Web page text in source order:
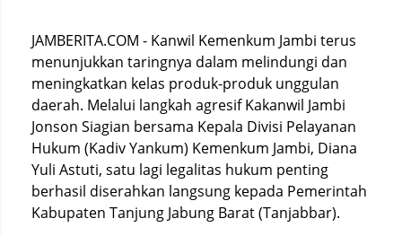
JAMBERITA.COM - Kanwil Kemenkum Jambi terus
menunjukkan taringnya dalam melindungi dan
meningkatkan kelas produk-produk unggulan
daerah. Melalui langkah agresif Kakanwil Jambi
Jonson Siagian bersama Kepala Divisi Pelayanan
Hukum (Kadiv Yankum) Kemenkum Jambi, Diana
Yuli Astuti, satu lagi legalitas hukum penting
berhasil diserahkan langsung kepada Pemerintah
Kabupaten Tanjung Jabung Barat (Tanjabbar).